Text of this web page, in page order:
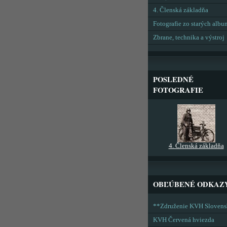
4. Členská základňa
Fotografie zo starých
Zbrane, technika a výstroj
POSLEDNÉ
FOTOGRAFIE
4. Členská základňa
OBĽÚBENÉ
**Združenie KVH
KVH Červená hviezda